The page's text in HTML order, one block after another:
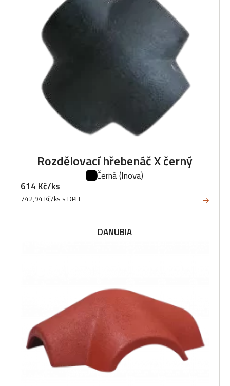
Rozdělovací hřebenáč X černý
Černá(Inova)
614 Kč/ks
742,94 Kč/ks s DPH
DANUBIA